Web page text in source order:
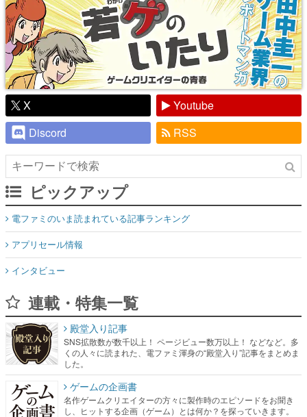
X
Youtube
Discord
RSS
ピックアップ
電ファミのいま読まれている記事ランキング
アプリセール情報
インタビュー
連載・特集一覧
殿堂入り記事
SNS拡散数が数千以上！ ページビュー数万以上！ などなど。多
くの人々に読まれた、電ファミ渾身の“殿堂入り”記事をまとめま
した。
ゲームの企画書
名作ゲームクリエイターの方々に製作時のエピソードをお聞き
し、ヒットする企画（ゲーム）とは何か？を探っていきます。